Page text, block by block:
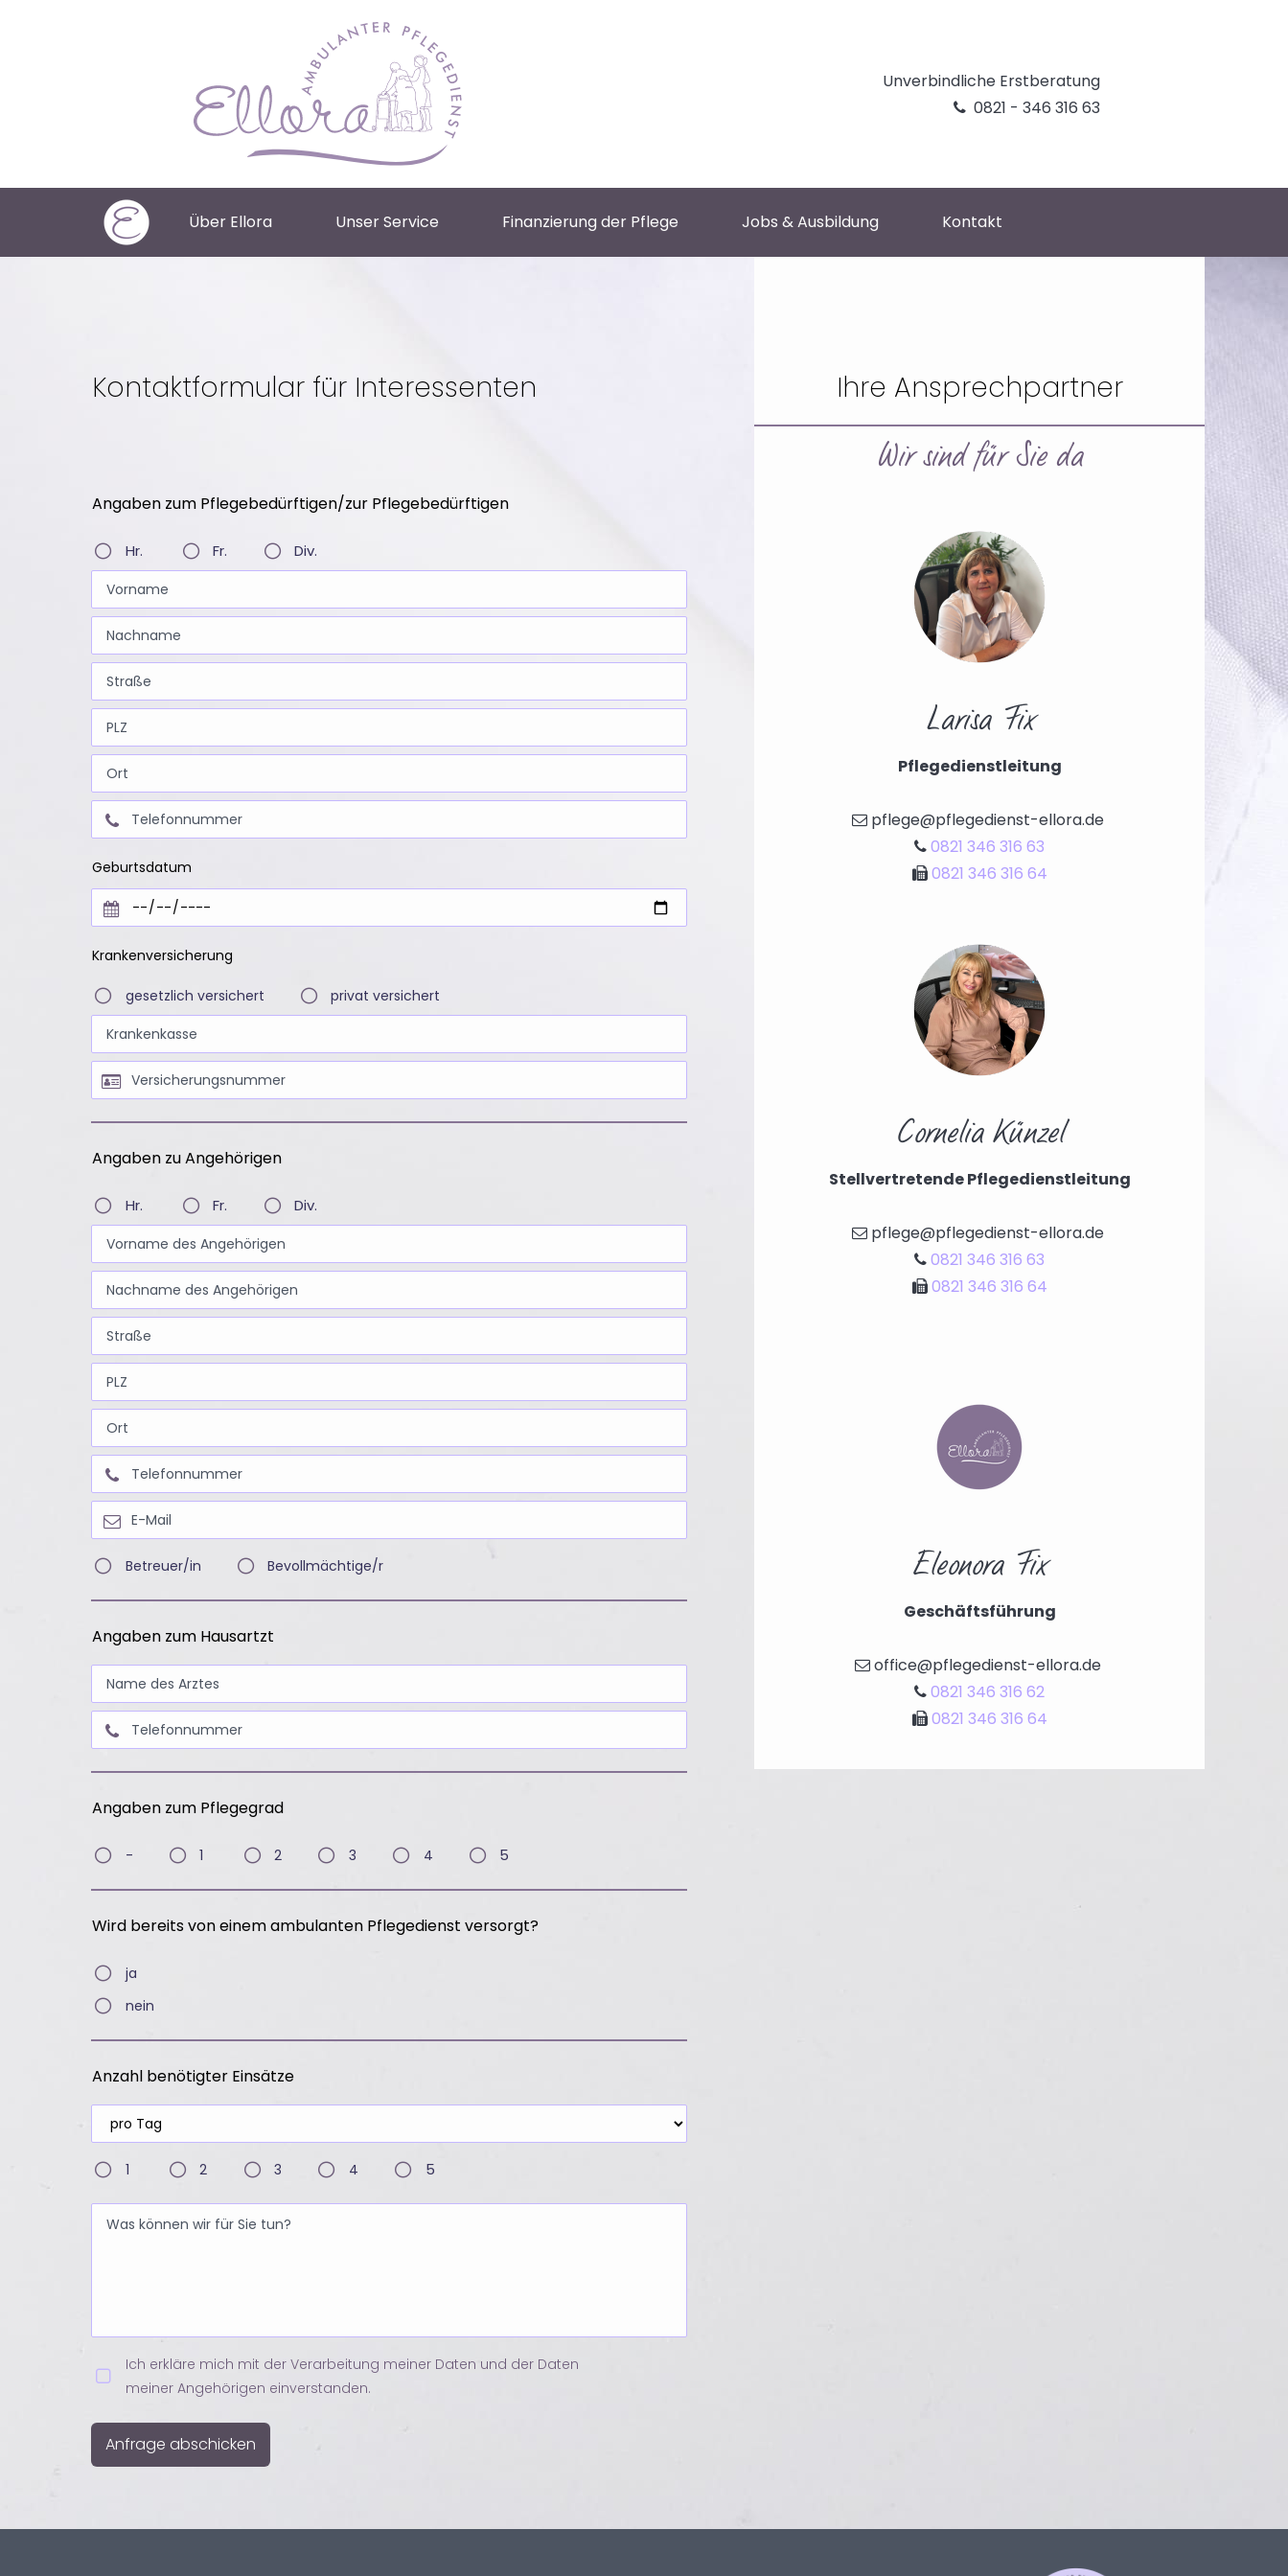
Unverbindliche Erstberatung
 0821 - 346 316 63
Über Ellora Unser Service Finanzierung der Pflege Jobs & Ausbildung Kontakt
Kontaktformular für Interessenten
Angaben zum Pflegebedürftigen/zur Pflegebedürftigen
Hr. Fr. Div.
Geburtsdatum
Krankenversicherung
gesetzlich versichert privat versichert
Angaben zu Angehörigen
Hr. Fr. Div.
Betreuer/in Bevollmächtige/r
Angaben zum Hausartzt
Angaben zum Pflegegrad
- 1 2 3 4 5
Wird bereits von einem ambulanten Pflegedienst versorgt?
ja
nein
Anzahl benötigter Einsätze
1 2 3 4 5
Ich erkläre mich mit der Verarbeitung meiner Daten und der Daten
meiner Angehörigen einverstanden.
Anfrage abschicken
Ihre Ansprechpartner
Wir sind für Sie da
Larisa Fix
Pflegedienstleitung
pflege@pflegedienst-ellora.de
 0821 346 316 63
 0821 346 316 64
Cornelia Künzel
Stellvertretende Pflegedienstleitung
pflege@pflegedienst-ellora.de
 0821 346 316 63
 0821 346 316 64
Eleonora Fix
Geschäftsführung
office@pflegedienst-ellora.de
 0821 346 316 62
 0821 346 316 64